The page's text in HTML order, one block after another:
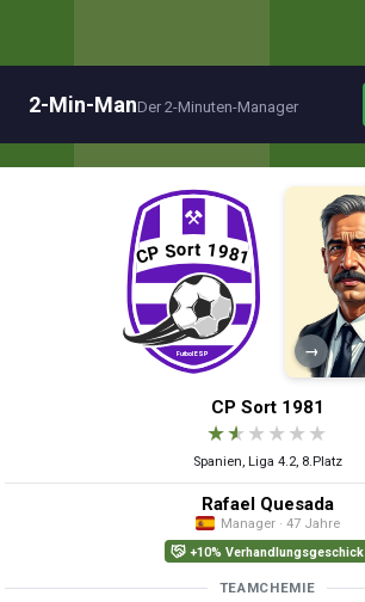
2-Min-ManDer 2-Minuten-Manager
→
CP Sort 1981
★★ ★ ★ ★ ★
Spanien, Liga 4.2, 8.Platz
Rafael Quesada
Manager · 47 Jahre
+10% Verhandlungsgeschick
TEAMCHEMIE